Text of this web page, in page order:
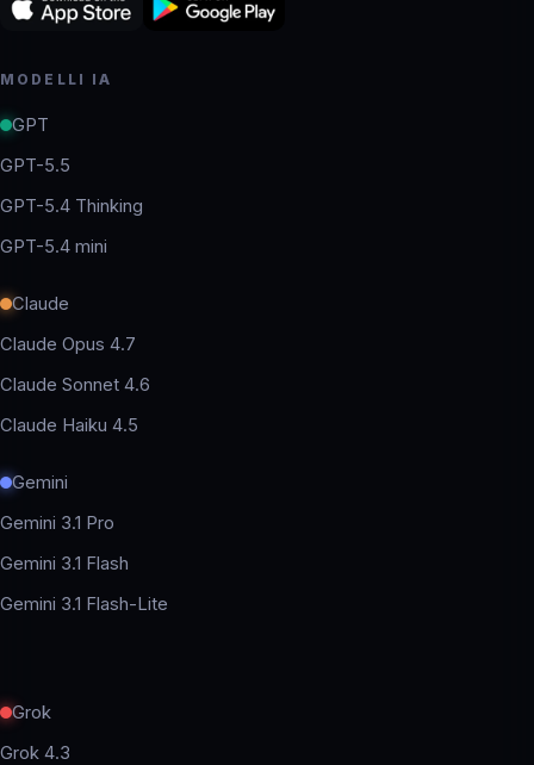
MODELLI IA
GPT
GPT-5.5
GPT-5.4 Thinking
GPT-5.4 mini
Claude
Claude Opus 4.7
Claude Sonnet 4.6
Claude Haiku 4.5
Gemini
Gemini 3.1 Pro
Gemini 3.1 Flash
Gemini 3.1 Flash-Lite
Grok
Grok 4.3